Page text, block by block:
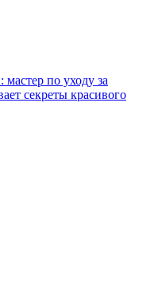
мастер по уходу за
секреты красивого